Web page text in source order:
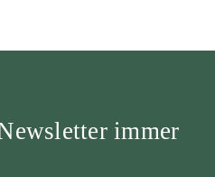
immer